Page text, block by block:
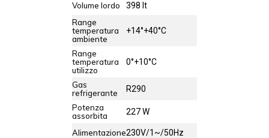
Volume lordo
398 lt
Range
temperatura
ambiente
+14°+40°C
Range
temperatura
utilizzo
0°+10°C
Gas
refrigerante
R290
Potenza
assorbita
227 W
Alimentazione230V/1~/50Hz